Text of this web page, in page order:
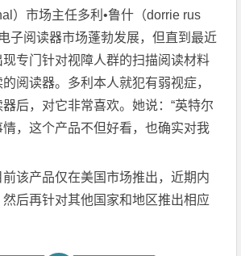
）市场主任多利•鲁什（dorrie rus
子阅读器市场蓬勃发展，但直到最近
专门针对视障人群的扫描阅读材料
阅读器。多利本人就犯有弱视症，
后，对它非常喜欢。她说：“英特尔
，这个产品不但好看，也确实对我
该产品仅在美国市场推出，近期内
后再针对其他国家和地区推出相应